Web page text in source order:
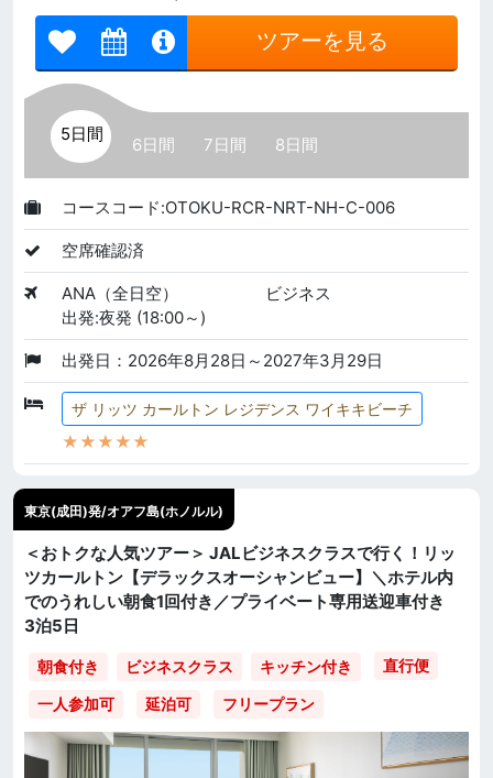
ツアーを見る
5日間
6日間 7日間 8日間
コースコード:OTOKU-RCR-NRT-NH-C-006
空席確認済
ANA（全日空）
ビジネス
出発:夜発 (18:00～)
出発日：2026年8月28日～2027年3月29日
ザ リッツ カールトン レジデンス ワイキキビーチ
★★★★★
東京(成田)発/オアフ島(ホノルル)
＜おトクな人気ツアー＞ JALビジネスクラスで行く！リッ
ツカールトン【デラックスオーシャンビュー】＼ホテル内
でのうれしい朝食1回付き／プライベート専用送迎車付き
3泊5日
朝食付き ビジネスクラス キッチン付き 直行便
一人参加可 延泊可 フリープラン